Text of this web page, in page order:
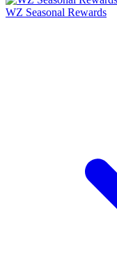
WZ Seasonal Rewards